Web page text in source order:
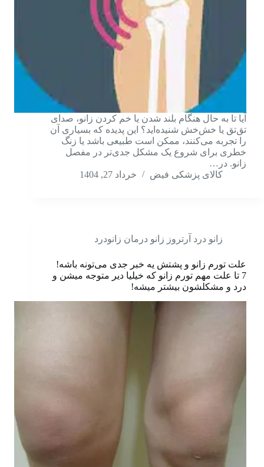
آیا تا به حال هنگام بلند شدن یا خم کردن زانو، صدای
تق‌تق یا خش‌خش شنیده‌اید؟ این پدیده که بسیاری آن
را تجربه می‌کنند، ممکن است طبیعی باشد یا زنگ
خطری برای شروع یک مشکل جدی‌تر در مفصل
زانو. در…
کالای پزشکی فیض
خرداد 27, 1404
زانو درد آرتروز زانو درمان زانودرد
علت تورم زانو و پشتش یه خبر جدی می‌تونه باشه!
7 تا علت مهم تورم زانو که خیلیا دیر متوجه میشن و
درد و مشکلشون بیشتر میشه!